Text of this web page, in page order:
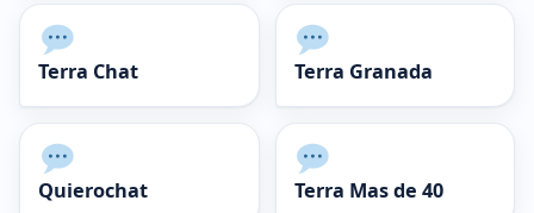
Terra Chat Terra Granada
Quierochat Terra Mas de 40